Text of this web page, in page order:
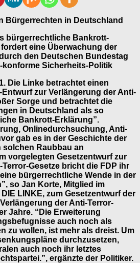
Bürgerrechten in Deutschland
bürgerrechtliche Bankrott-
eine Überwachung der
den Deutschen Bundestag
Sicherheits-Politik
Die Linke betrachtet einen
zur Verlängerung der Anti-
Sorge und betrachtet die
in Deutschland als so
Bankrott-Erklärung”.
Onlinedurchsuchung, Anti-
gab es in der Geschichte der
Raubbau an
vorgelegten Gesetzentwurf zur
Gesetze bricht die FDP ihr
bürgerrechtliche Wende in der
so Jan Korte, Mitglied im
LINKE, zum Gesetzentwurf der
der Anti-Terror-
Jahre. “Die Erweiterung
auch noch als
zu wollen, ist mehr als dreist. Um
durchzusetzen,
auch noch ihr letztes
ergänzte der Politiker.